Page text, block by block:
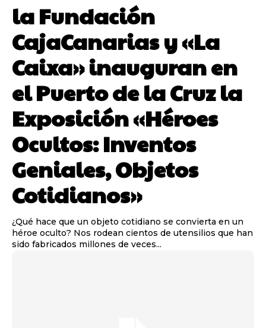
la Fundación
CajaCanarias y «La
Caixa» inauguran en
el Puerto de la Cruz la
Exposición «Héroes
Ocultos: Inventos
Geniales, Objetos
Cotidianos»
¿Qué hace que un objeto cotidiano se convierta en un
héroe oculto? Nos rodean cientos de utensilios que han
sido fabricados millones de veces...